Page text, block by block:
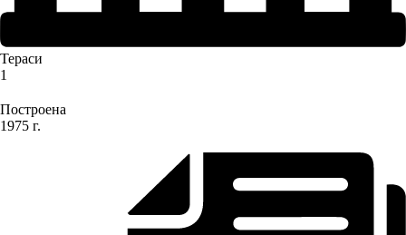
Тераси
1
Построена
1975 г.